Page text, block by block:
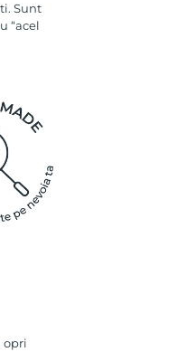
Sunt
“acel
opri